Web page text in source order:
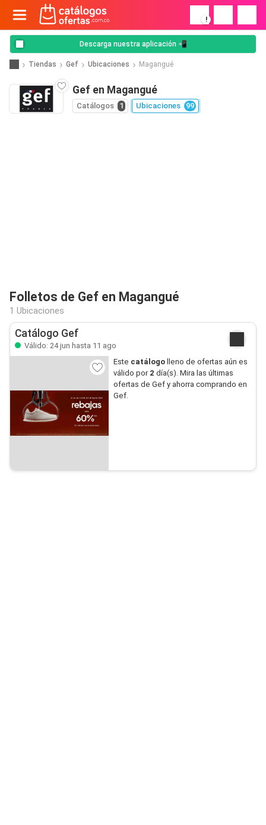
!
Descarga nuestra aplicación 📲
Tiendas Gef Ubicaciones Magangué
Gef en Magangué
Catálogos 1 Ubicaciones 99
Folletos de Gef en Magangué
1 Ubicaciones
Catálogo Gef
Válido: 24 jun hasta 11 ago
Este catálogolleno de ofertas aún es
válido por 2 día(s). Mira las últimas
ofertas de Gef y ahorra comprando en
Gef.